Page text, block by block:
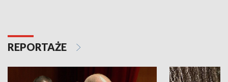
REPORTAŻE